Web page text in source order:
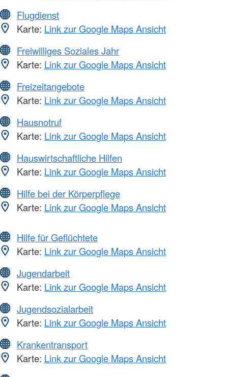
Flugdienst
Karte: Link zur Google Maps Ansicht
Freiwilliges Soziales Jahr
Karte: Link zur Google Maps Ansicht
Freizeitangebote
Karte: Link zur Google Maps Ansicht
Hausnotruf
Karte: Link zur Google Maps Ansicht
Hauswirtschaftliche Hilfen
Karte: Link zur Google Maps Ansicht
Hilfe bei der Körperpflege
Karte: Link zur Google Maps Ansicht
Hilfe für Geflüchtete
Karte: Link zur Google Maps Ansicht
Jugendarbeit
Karte: Link zur Google Maps Ansicht
Jugendsozialarbeit
Karte: Link zur Google Maps Ansicht
Krankentransport
Karte: Link zur Google Maps Ansicht